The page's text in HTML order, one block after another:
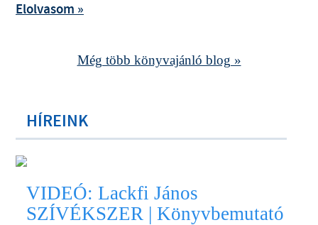
Elolvasom »
Még több könyvajánló blog »
HÍREINK
VIDEÓ: Lackfi János
SZÍVÉKSZER | Könyvbemutató